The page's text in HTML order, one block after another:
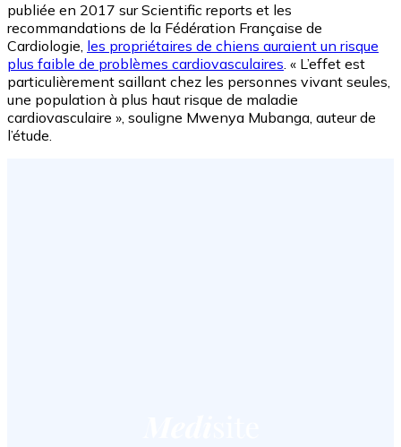
publiée en 2017 sur Scientific reports et les
recommandations de la Fédération Française de
Cardiologie, les propriétaires de chiens auraient un risque
plus faible de problèmes cardiovasculaires. « L’effet est
particulièrement saillant chez les personnes vivant seules,
une population à plus haut risque de maladie
cardiovasculaire », souligne Mwenya Mubanga, auteur de
l’étude.